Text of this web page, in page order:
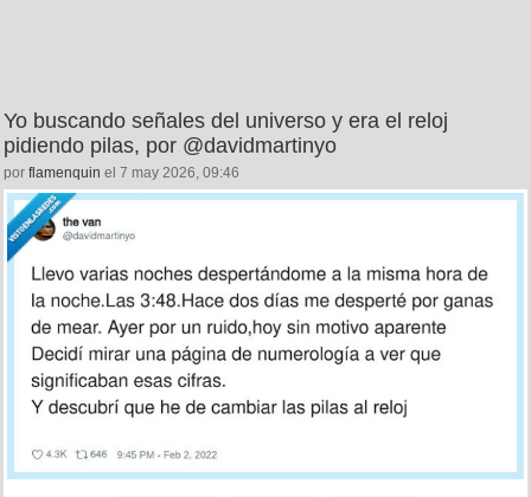
Yo buscando señales del universo y era el reloj
pidiendo pilas, por @davidmartinyo
por flamenquin el 7 may 2026, 09:46